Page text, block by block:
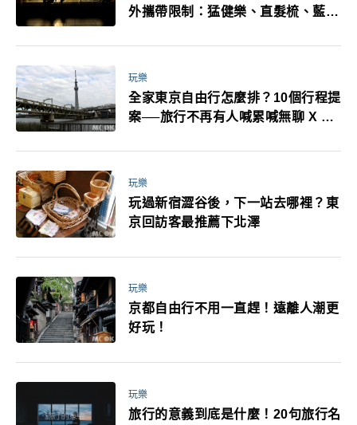
外攜帶限制：猛健樂、直髮梳、藍牙
萬！注意事項一次看！
玩樂
全家東京自由行怎麼排？10個行程提
案──旅行不再有人喊累喊無聊 X 爸
玩樂
玩過新宿澀谷後，下一站去哪裡？東
京回訪客最推薦下北澤
玩樂
京都自由行不用一直趕！遠離人潮更
好玩！
玩樂
旅行的意義到底是什麼！20句旅行名